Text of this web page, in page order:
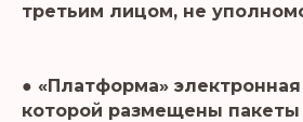
третьим лицом, не
● «Платформа»
которой размещены пакеты